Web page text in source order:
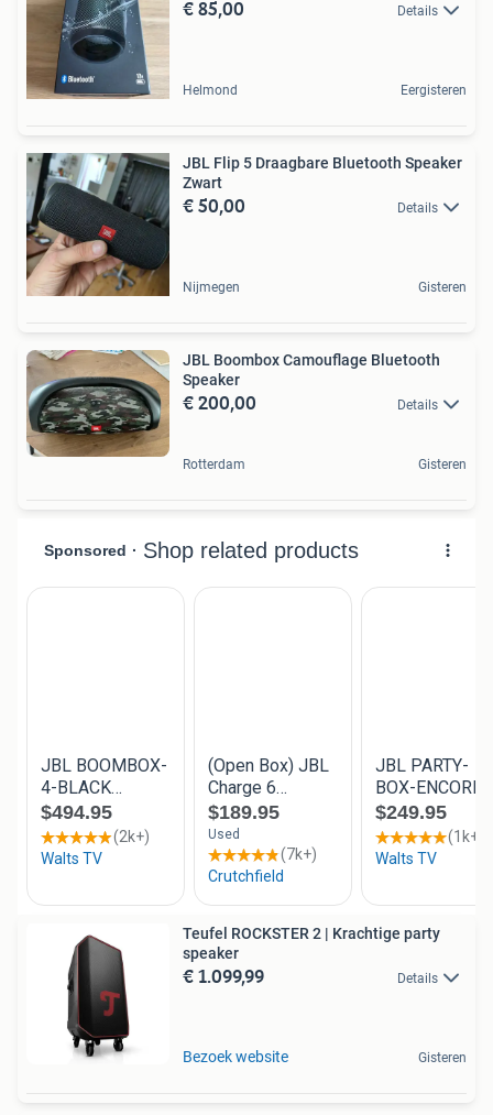
€ 85,00 Details
Helmond Eergisteren
JBL Flip 5 Draagbare Bluetooth Speaker
Zwart
€ 50,00 Details
Nijmegen Gisteren
JBL Boombox Camouflage Bluetooth
Speaker
€ 200,00 Details
Rotterdam Gisteren
Teufel ROCKSTER 2 | Krachtige party
speaker
€ 1.099,99 Details
Bezoek website Gisteren